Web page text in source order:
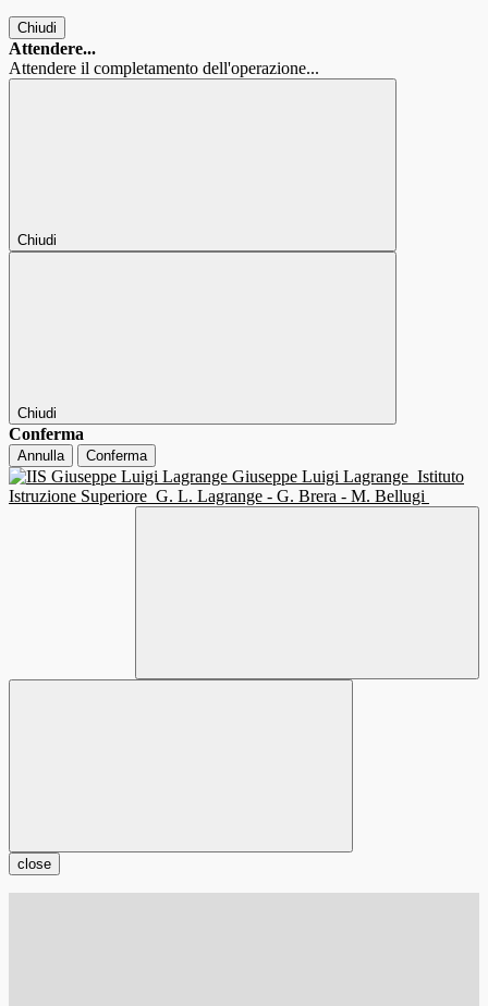
Chiudi
Attendere...
Attendere il completamento dell'operazione...
Chiudi
Chiudi
Conferma
Annulla Conferma
Giuseppe Luigi Lagrange Istituto
Istruzione Superiore G. L. Lagrange - G. Brera - M. Bellugi
close